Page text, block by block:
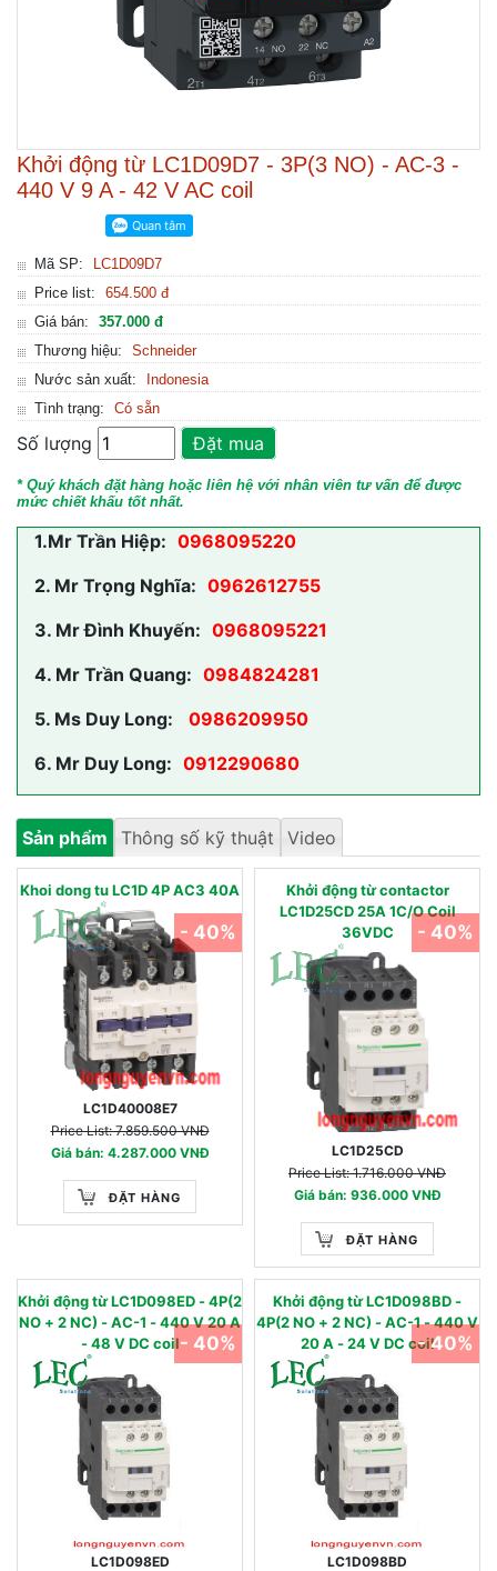
Khởi động từ LC1D09D7 - 3P(3 NO) - AC-3 -
440 V 9 A - 42 V AC coil
Mã SP:
LC1D09D7
Price list:
654.500 đ
Giá bán:
357.000 đ
Thương hiệu:
Schneider
Nước sản xuất:
Indonesia
Tình trạng:
Có sẵn
Số lượng Đặt mua
* Quý khách đặt hàng hoặc liên hệ với nhân viên tư vấn để được
mức chiết khấu tốt nhất.
1.Mr Trần Hiệp: 0968095220
2. Mr Trọng Nghĩa: 0962612755
3. Mr Đình Khuyến: 0968095221
4. Mr Trần Quang: 0984824281
5. Ms Duy Long:
0986209950
6. Mr Duy Long: 0912290680
Sản phẩm Thông số kỹ thuật Video
Khoi dong tu LC1D 4P AC3 40A
LC1D40008E7
Price List: 7.859.500 VNĐ
Giá bán: 4.287.000 VNĐ
ĐẶT HÀNG
- 40%
Khởi động từ contactor
LC1D25CD 25A 1C/O Coil
36VDC
LC1D25CD
Price List: 1.716.000 VNĐ
Giá bán: 936.000 VNĐ
ĐẶT HÀNG
- 40%
Khởi động từ LC1D098ED - 4P(2
NO + 2 NC) - AC-1 - 440 V 20 A
- 48 V DC coil
LC1D098ED
- 40%
Khởi động từ LC1D098BD -
4P(2 NO + 2 NC) - AC-1 - 440 V
20 A - 24 V DC coil
LC1D098BD
- 40%